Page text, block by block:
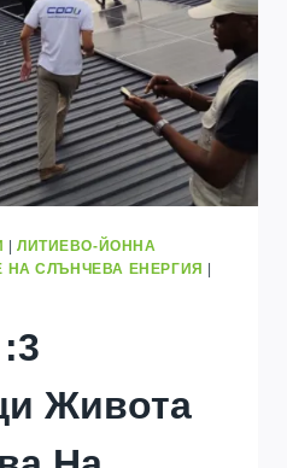
ЛИТИЕВО-ЙОННА
НА СЛЪНЧЕВА ЕНЕРГИЯ
Живота